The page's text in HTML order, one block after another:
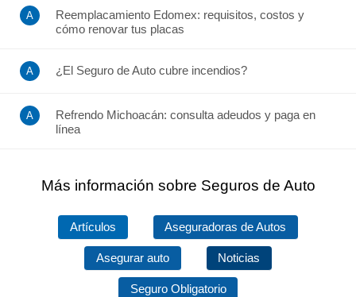
Reemplacamiento Edomex: requisitos, costos y
cómo renovar tus placas
¿El Seguro de Auto cubre incendios?
Refrendo Michoacán: consulta adeudos y paga en
línea
Más información sobre Seguros de Auto
Artículos Aseguradoras de Autos
Asegurar auto Noticias
Seguro Obligatorio